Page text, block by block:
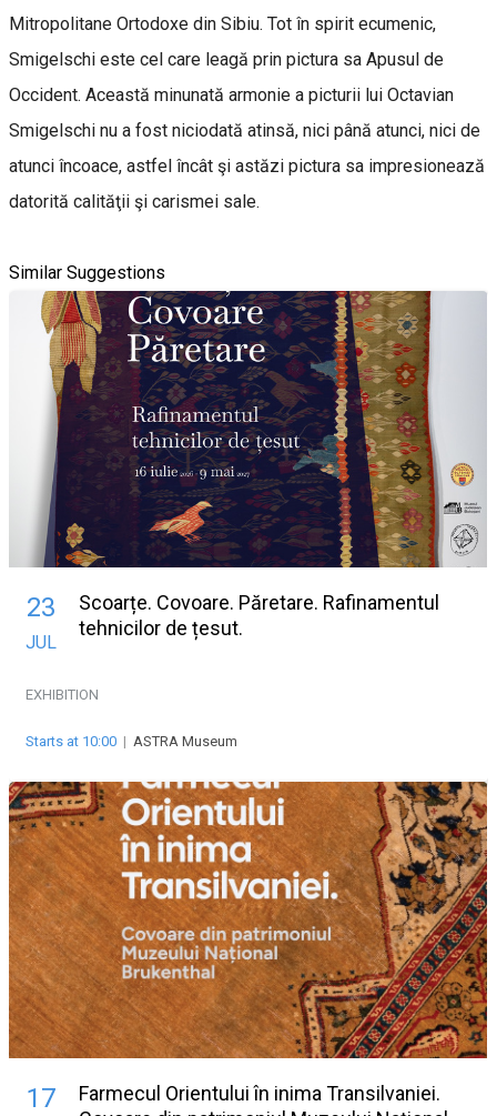
Mitropolitane Ortodoxe din Sibiu. Tot în spirit ecumenic,
Smigelschi este cel care leagă prin pictura sa Apusul de
Occident. Această minunată armonie a picturii lui Octavian
Smigelschi nu a fost niciodată atinsă, nici până atunci, nici de
atunci încoace, astfel încât şi astăzi pictura sa impresionează
datorită calităţii şi carismei sale.
Similar Suggestions
23
JUL
Scoarțe. Covoare. Păretare. Rafinamentul
tehnicilor de țesut.
EXHIBITION
Starts at 10:00 | ASTRA Museum
17
Farmecul Orientului în inima Transilvaniei.